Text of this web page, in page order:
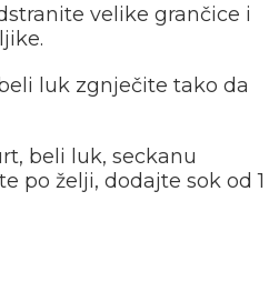
velike grančice i
luk zgnječite tako da
beli luk, seckanu
po želji, dodajte sok od 1